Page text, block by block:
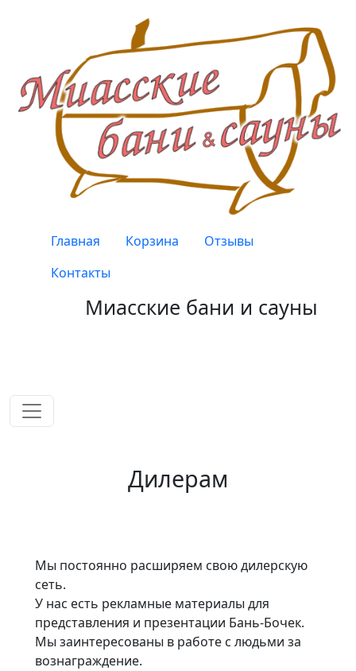
Верхнее меню
Главная Корзина
Отзывы
Контакты
Миасские бани и сауны
Дилерам
Мы постоянно расширяем свою дилерскую
сеть.
У нас есть рекламные материалы для
представления и презентации Бань-Бочек.
Мы заинтересованы в работе с людьми за
вознаграждение.